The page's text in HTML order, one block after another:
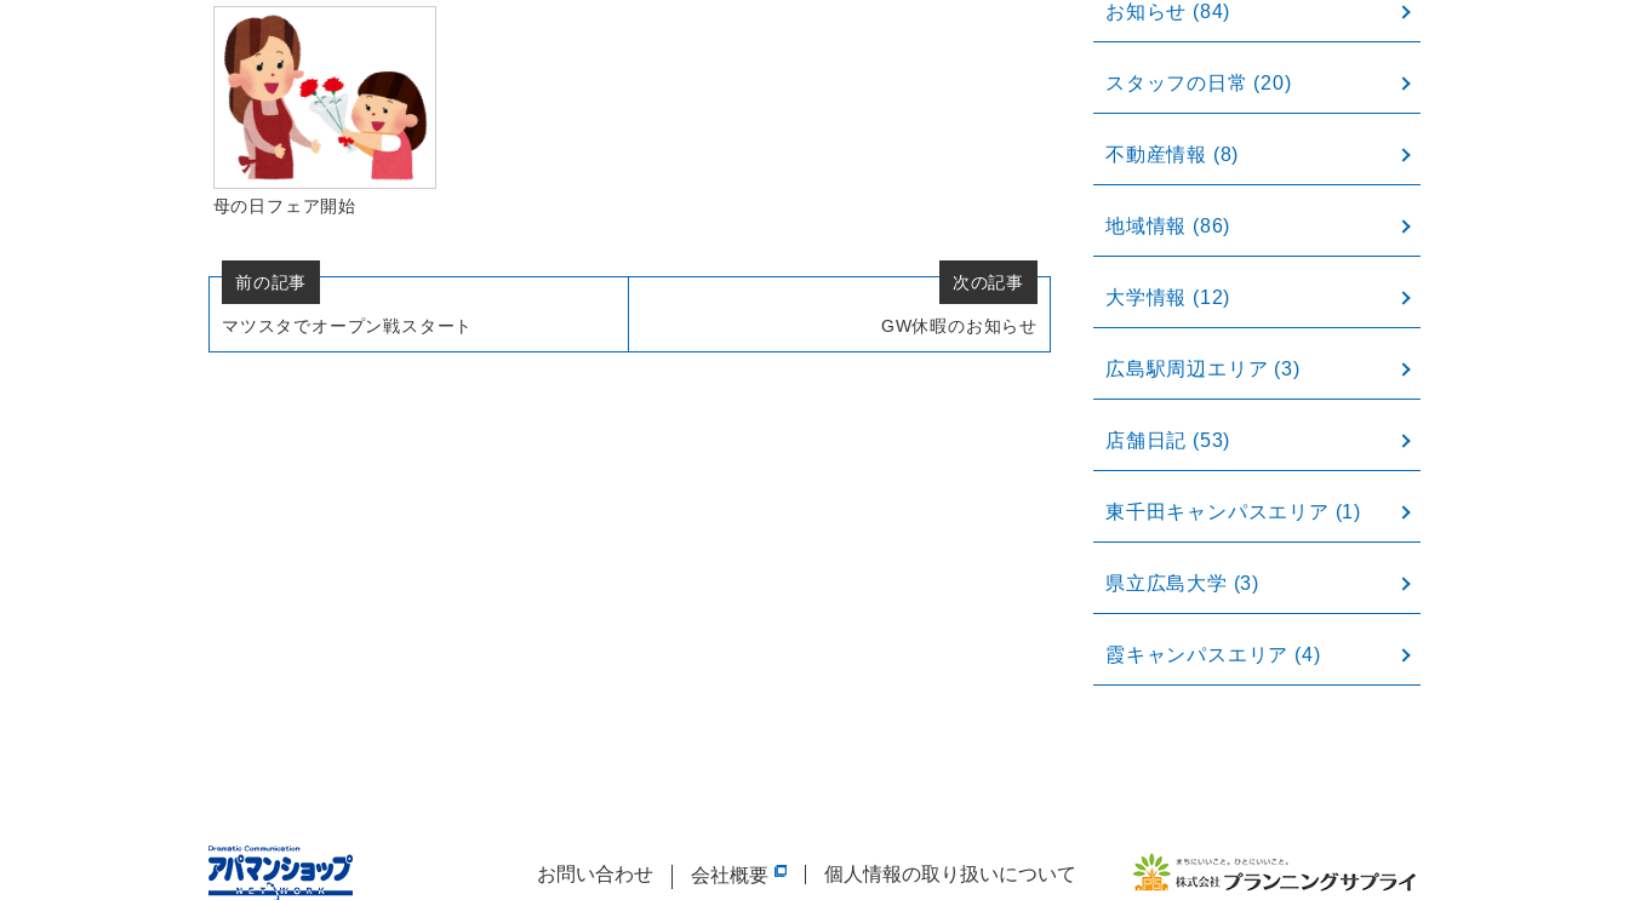
母の日フェア開始
前の記事
マツスタでオープン戦スタート
次の記事
GW休暇のお知らせ
お知らせ (84)
スタッフの日常 (20)
不動産情報 (8)
地域情報 (86)
大学情報 (12)
広島駅周辺エリア (3)
店舗日記 (53)
東千田キャンパスエリア (1)
県立広島大学 (3)
霞キャンパスエリア (4)
お問い合わせ 会社概要 個人情報の取り扱いについて